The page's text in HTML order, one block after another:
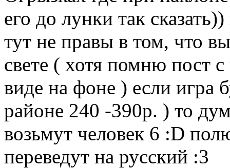
его до лунки так
тут не правы в том, что
свете ( хотя помню пост
виде на фоне ) если игра
районе 240 -390р. ) то
возьмут человек 6 :D
переведут на русский :3